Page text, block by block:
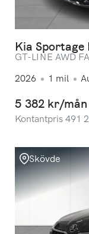
Kia Sportage
GT-LINE AWD
2026
1 mil
5 382 kr/mån
Kontantpris 491
Skövde